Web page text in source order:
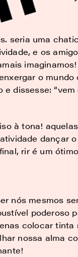
seria uma
e os
o mundo
dissesse:
à tona!
dançar
rir é um
nós mesmos
poderoso
colocar tinta
nossa alma